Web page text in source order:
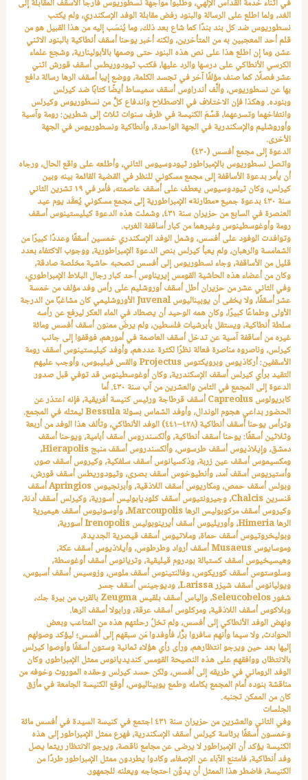
في أثناء خدمة القداس الإلهي، وطلبوا مواجهة نسطوريوس فأرجأ الأسقف المقابلة إلى
الغد، ولما اطلع على الرسالة والبنود رفض مقابلة الوفد الإسكندري، ولم يكتب
نسطوريوس ضد كل بند بندًا كما شاع بعد ذلك، وما يُنسَب إليه من هذا القبيل هو من
قلم أحد المعجبين به من المتأخرين، ولكنه أخبر يوحنا أسقف أنطاكية بالبنود الاثني
عشر، وما إن اطلع هذا على نص هذه البنود حتى وصمها بالأبولينارية، وشجع علماء
الكرسي الأنطاكي على درسها والرد عليها، فكتب ثيودوريطس أسقف قورش اثني
عشر فصلًا، كما صنف مؤلفًا آخر في تجسد الكلمة، ووضع إيبا أسقف الرها رسالة دافع
بها عن نسطوريوس، وألَّف أندراوس أسقف سميساط أيضًا كتابًا ضد كيرلس
وبنوده. وهكذا فإن الاختلاف في الاصطلاح واندفاع كلٍّ من نسطوريوس وكيرلس
وانتفاخهما وتسرعهما، قسَّمَ الكنيسة في ظرف سنوات ثلاث إلى شطرين: رومة وآسية
وأوروشليم والإسكندرية في الجهة الواحدة، وأنطاكية ونسطوريوس في الجهة
الأخرى.
الدعوة إلى مجمع أفسس (٤٣٠)
واتصل نسطوريوس بالإمبراطور ثيودوسيوس الثاني، وأطلعه على واقع الحال، ورجاه
أن يأمر بدعوة الأساقفة إلى مجمع مسكوني للنظر في القضية القائمة بينه وبين
كيرلس، وكان ثيودوسيوس يعطف على أسقف عاصمته، فأمر في ١٩ تشرين الثاني
سنة ٤٣٠ بدعوة جميع «مطارنة» الإمبراطورية إلى مجمع مسكوني يُعقَد يوم عيد
العنصرة في السابع من حزيران سنة ٤٣١، وشملت هذه الدعوة كيليستينوس أسقف
رومة وأوغوسطينوس وغيرهما من كبار أساقفة الغرب.
وتوافدت الوفود على أفسس، وشمل الوفد الإسكندري خمسين أسقفًا وعددًا كبيرًا من
الشمامسة والرهبان، ولم يعبأ كيرلس بنص الدعوة الإمبراطورية، ووجوب الاكتفاء بعدد
قليل من الأساقفة، وجاء نسطوريوس إلى أفسس تصحبه حاشية مخلصة صادقة،
وكان من أعضاء هذه الحاشية القومس إيريناوس أحد كبار رجال البلاط الإمبراطوري،
وفي الثاني عشر من حزيران أطل أسقف أوروشليم على رأس وفد مؤلف من خمسة
عشر أسقفًا، ولا يخفى أن يوبيناليوسJuvenalالأوروشليمي كان مشاغبًا من الدرجة
الأولى وطماعًا كبيرًا، وكان همه الوحيد أن يصطاد في الماء العكر ليرفع عن رأسه
سلطة أنطاكية، ويستقل بأبرشيات فلسطين، ولم يرضَ ممنون أسقف أفسس ومائة
غيره من أساقفة آسية عن تدخل أسقف العاصمة في أمورهم، فوقفوا إلى جانب
كيرلس، وناصروه مناصرة فعالة نظرًا لكثرة عددهم، وأوفد كيليستينوس أسقف رومة
الأسقفين: أركاذيوس وبرويكتوسProjectusوالقس فيليبوس، وأوجب عليهم
التقيد برأي كيرلس أسقف الإسكندرية، وكان أوغوسطينوس قد توفي قبل صدور
الدعوة إلى المجمع في الثامن والعشرين من آب سنة ٤٣٠. أما
كابريولوسCapreolusأسقف قرطاجة ورئيس كنيسة أفريقية، فإنه اعتذر عن
الحضور بداعي هجوم الوندال، وأوفد الشماس بسولةBessulaليمثله في المجمع.
وترأس يوحنا أسقف أنطاكية (٤٢٨–٤٤١) الوفد الأنطاكي، وتألف هذا الوفد من أربعة
وثلاثين أسقفًا: يوحنا أسقف أنطاكية، وألكسندروس أسقف أبامية، ويوحنا أسقف
دمشق، وإيلاذيوس أسقف طرسوس، وألكسندروس أسقف منبجHierapolis،
ومكسيموس أسقف عين زربة، وذكسيانوس أسقف سلفكية، وكيروس أسقف صور،
وأستيريوس أسقف آمد، وأنطيوخوس أسقف بصرى، وثيودوريطس أسقف قورش،
وبولس أسقف حمص، ومكاريوس أسقف اللاذقية، وأبرنجيوسApringiosأسقف
قنسرينChalcis، وجيرونتيوس أسقف كلوديابوليس أسورية، وكيرلس أسقف أدنة،
وكيروس أسقف مركوبوليس الرهاMarcoupolis، وأوسونيوس أسقف هيميرية
الرهاHimeria، وأوريليوس أسقف أيرينوبوليسIrenopolisأسورية،
وبوليخروتيوس أسقف حماة، وملاتيوس أسقف قيصرية الجديدة،
وموسايوسMusaeusأسقف أرواد وطرطوس، وأيلاذيوس أسقف عكة،
وهيسيخيوس أسقف كستبالة بودروم قيليقية، وتريانوس أسقف أوغوسطة،
وسلوستوس أسقف كوريكوس، وفالنتينوس أسقف ملوس، وزوسيس أسقف أسبوس،
ويوليانوس أسقف شيزرLarissa، وديوجينس أسقف جسر
شغورSeleucobelos، وإلياس أسقف بلقيسZeugmaبالقرب من بيرة جك،
وبلاكوس أسقف اللاذقية، ومركلوس أسقف عرقة، ورابولا أسقف الرها.
ونهض الوفد الأنطاكي إلى أفسس، ولم تخلُ رحلتهم هذه من المتاعب وبعض
الحوادث، ولا سيما وأنهم سافروا برًّا، فأوفدوا مَن سبقهم إلى أفسس؛ ليؤكد وصولهم
إليها بعد حين ويرجو انتظارهم، ورأى رأي هؤلاء ثمانية وستون أسقفًا وأوصوا كيرلس
بالانتظار، ووافقهم على هذه النصيحة القومس كنديديانوس ممثل الإمبراطور، وكان
الوفد الروماني في طريقه إلى أفسس، ولكن حسد كيرلس وحقده الموروث وخوفه من
مناقشة بنوده أمام المجمع بكامله وطمع يوبيناليوس، أوقع الكنيسة الجامعة في مأزق
كان من الممكن تجنبه.
الجلسات
وفي الثاني والعشرين من حزيران سنة ٤٣١ اجتمع في كنيسة السيدة في أفسس مائة
وخمسون أسقفًا برئاسة كيرلس أسقف الإسكندرية، فهرع ممثل الإمبراطور إلى هذه
الكنيسة يؤكد أن الإمبراطور لا يرضى عن مجامع ناقصة، ويرجو الانتظار ريثما يصل
وفد أنطاكية، فامتنع الآباء عن الإصغاء، وكادوا يطردون ممثل الإمبراطور طردًا من
الكنيسة، فاضطر هذا الممثل أن يدوِّن احتجاجه ويعلنه للجمهور.